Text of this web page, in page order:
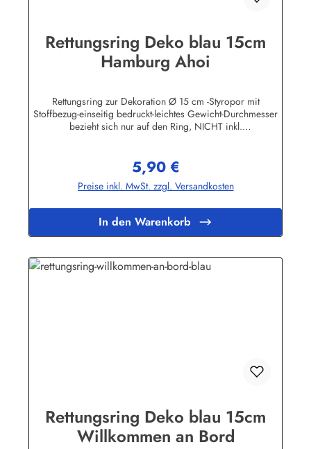
Rettungsring Deko blau 15cm
Hamburg Ahoi
Rettungsring zur Dekoration Ø 15 cm -Styropor mit
Stoffbezug-einseitig bedruckt-leichtes Gewicht-Durchmesser
bezieht sich nur auf den Ring, NICHT inkl.
Regulärer Preis:
5,90 €
Preise inkl. MwSt. zzgl. Versandkosten
In den Warenkorb
Rettungsring Deko blau 15cm
Willkommen an Bord